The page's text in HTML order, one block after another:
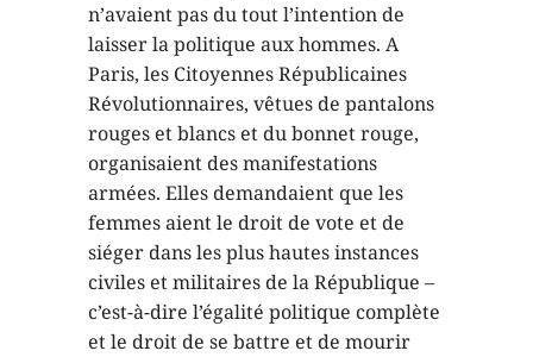
n’avaient pas du tout l’intention de
laisser la politique aux hommes. A
Paris, les Citoyennes Républicaines
Révolutionnaires, vêtues de pantalons
rouges et blancs et du bonnet rouge,
organisaient des manifestations
armées. Elles demandaient que les
femmes aient le droit de vote et de
siéger dans les plus hautes instances
civiles et militaires de la République –
c’est-à-dire l’égalité politique complète
et le droit de se battre et de mourir